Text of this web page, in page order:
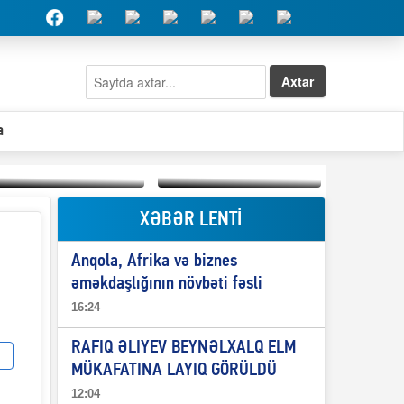
Axtar
“Qeyri-səlis məntiq və
nitq” elmimizə
Elşad Abdullayevin
erməniləri
maliyyələşdirən oğlu
niyə Azərbaycana
ekstradisiya olunmur?
XƏBƏR LENTİ
Anqola, Afrika və biznes
əməkdaşlığının növbəti fəsli
16:24
RAFIQ ƏLIYEV BEYNƏLXALQ ELM
MÜKAFATINA LAYIQ GÖRÜLDÜ
12:04